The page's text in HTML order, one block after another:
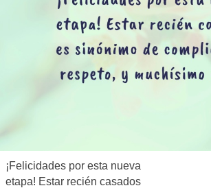
¡Felicidades por esta nueva
etapa! Estar recién casados